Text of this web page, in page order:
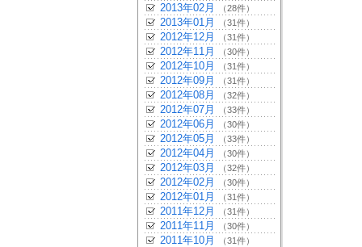
2013年02月 （28件）
2013年01月 （31件）
2012年12月 （31件）
2012年11月 （30件）
2012年10月 （31件）
2012年09月 （31件）
2012年08月 （32件）
2012年07月 （33件）
2012年06月 （30件）
2012年05月 （33件）
2012年04月 （30件）
2012年03月 （32件）
2012年02月 （30件）
2012年01月 （31件）
2011年12月 （31件）
2011年11月 （30件）
2011年10月 （31件）